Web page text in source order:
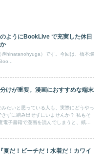
のようにBookLive で充実した休日
@hinatanohyuga）です。今回は、橋本環
けが重要。漫画におすすめな端末
たいと思っている人も、実際にどうやっ
ずに踏み出せずにいませんか？ 私もそ
電子書籍で漫画を読んでしまうと、紙に
だ！ビーチだ！水着だ！カワイ